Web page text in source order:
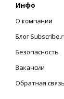
Инфо
О компании
Блог
Безопасность
Вакансии
Обратная связь